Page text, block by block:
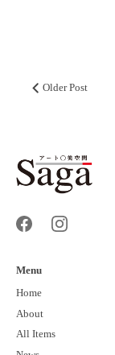
Older Post
Menu
Home
About
All Items